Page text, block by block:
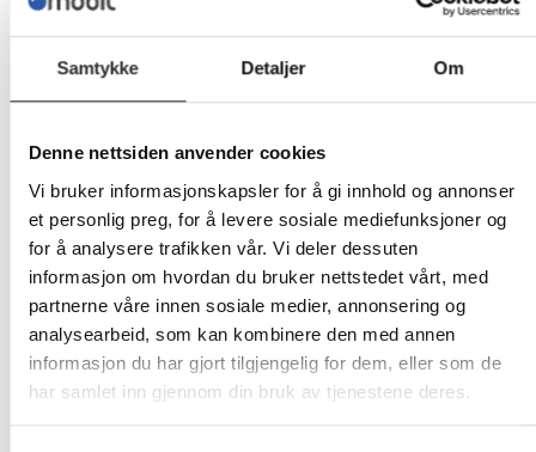
Samtykke Detaljer Om
Denne nettsiden anvender cookies
Vi bruker informasjonskapsler for å gi innhold og annonser
et personlig preg, for å levere sosiale mediefunksjoner og
for å analysere trafikken vår. Vi deler dessuten
informasjon om hvordan du bruker nettstedet vårt, med
partnerne våre innen sosiale medier, annonsering og
analysearbeid, som kan kombinere den med annen
informasjon du har gjort tilgjengelig for dem, eller som de
har samlet inn gjennom din bruk av tjenestene deres.
302,-
- +
LEGG I HANDLEVOGN